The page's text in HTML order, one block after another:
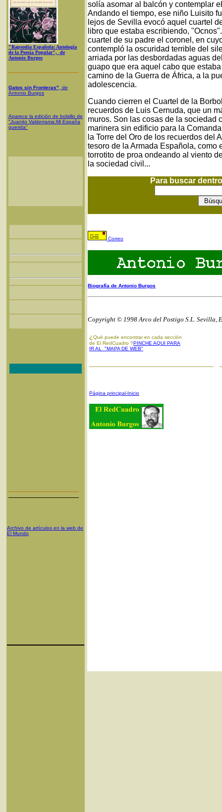
"Rapsodia Española: Antología
de la Poesía Popular", de
Antonio Burgos
Gatos sin Fronteras" , de
Antonio Burgos
Aparece la edición de bolsillo de
"Juanito Valderrama:Mi España
querida"
Archivo de artículos en la web de
El Mundo
solía asomar al balcón y contemplar
Andando el tiempo, ese niño Luisito
lejos de Sevilla evocó aquel cuartel
libro que estaba escribiendo,
cuartel de su padre el coronel, en
contempló la oscuridad terrible del
arriada por las desbordadas aguas
guapo que era aquel cabo que
camino de la Guerra de África, a la
adolescencia.
Cuando cierren el Cuartel de la
recuerdos de Luis Cernuda, que un
muros. Son las cosas de la sociedad
marinera sin edificio para la
la Torre del Oro de los recuerdos del
tesoro de la Armada Española, como
torrotito de proa ondeando al viento
la sociedad civil...
Para buscar
Correo
Biografía de Antonio Burgos
Copyright © 1998 Arco del Postigo S.L. Sevilla,
¿ Qué puede encontrar en cada sección
de El RedCuadro ?PINCHE AQUI PARA
IR AL "MAPA DE WEB"
Página principal-Inicio